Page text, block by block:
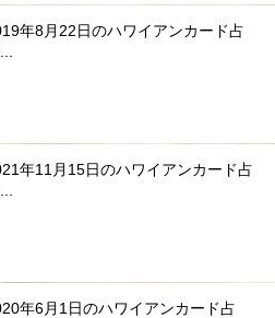
年8月22日のハワイアンカード占
年11月15日のハワイアンカード占
年6月1日のハワイアンカード占